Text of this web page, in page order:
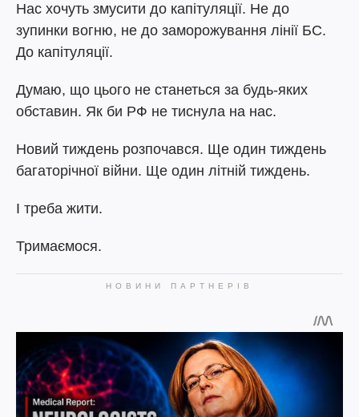
Нас хочуть змусити до капітуляції. Не до
зупинки вогню, не до заморожування лінії БС.
До капітуляції.
Думаю, що цього не станеться за будь-яких
обставин. Як би РФ не тиснула на нас.
Новий тиждень розпочався. Ще один тиждень
багаторічної війни. Ще один літній тиждень.
І треба жити.
Тримаємося.